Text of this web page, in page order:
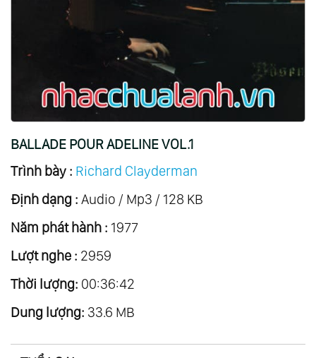
Christmas
21.Songs Of Love
22. A Little Night Music
24.Thailand Mon Amour
25.Zodiacal Symphony
26.Anemos
27.Concerto
29. The Fantastic Movie Story Of Ennio
Morricone
30.Il Y A Toujours De Soleil ...au Dessus Des
BALLADE POUR ADELINE VOL.1
Trình bày : Richard Clayderman
Định dạng : Audio / Mp3 / 128 KB
Năm phát hành : 1977
Lượt nghe : 2959
Thời lượng: 00:36:42
Dung lượng: 33.6 MB